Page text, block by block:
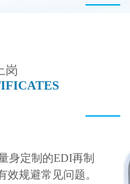
岗
身定制的EDI再制
效规避常见问题。